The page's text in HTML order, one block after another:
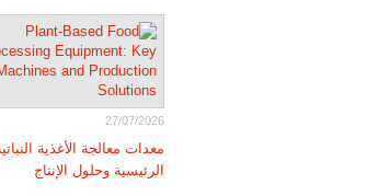
27/07/2026
معدات معالجة الأغذية
الرئيسية وحلول الإنتاج